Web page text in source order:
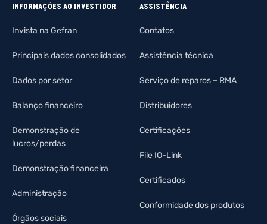
INFORMAÇÕES AO INVESTIDOR
Invista na Gefran
Principais dados consolidados
Dados por setor
Balanço financeiro
Demonstração de
lucros/perdas
Demonstração financeira
Administração
Órgãos sociais
ASSISTÊNCIA
Contatos
Assistência técnica
Serviço de reparos – RMA
Distribuidores
Certificações
File IO-Link
Certificados
Conformidade dos produtos